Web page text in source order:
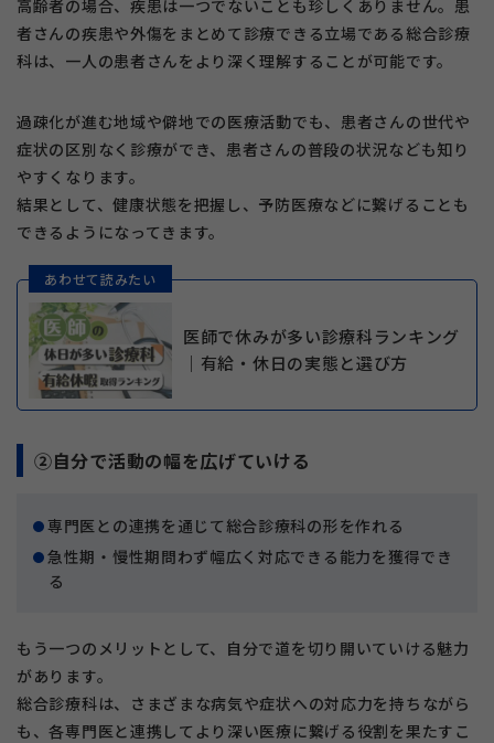
高齢者の場合、疾患は一つでないことも珍しくありません。患
者さんの疾患や外傷をまとめて診療できる立場である総合診療
科は、一人の患者さんをより深く理解することが可能です。
過疎化が進む地域や僻地での医療活動でも、患者さんの世代や
症状の区別なく診療ができ、患者さんの普段の状況なども知り
やすくなります。
結果として、健康状態を把握し、予防医療などに繋げることも
できるようになってきます。
あわせて読みたい
医師で休みが多い診療科ランキング
｜有給・休日の実態と選び方
②自分で活動の幅を広げていける
専門医との連携を通じて総合診療科の形を作れる
急性期・慢性期問わず幅広く対応できる能力を獲得でき
る
もう一つのメリットとして、自分で道を切り開いていける魅力
があります。
総合診療科は、さまざまな病気や症状への対応力を持ちながら
も、各専門医と連携してより深い医療に繋げる役割を果たすこ